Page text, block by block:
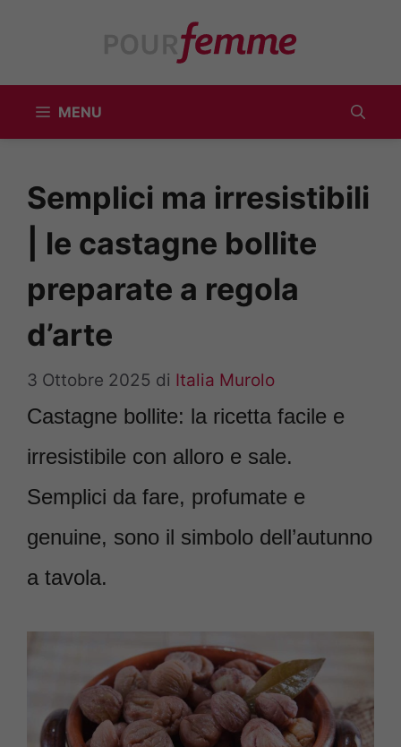
MENU
Semplici ma irresistibili
| le castagne bollite
preparate a regola
d’arte
3 Ottobre 2025 di Italia Murolo
Castagne bollite: la ricetta facile e
irresistibile con alloro e sale.
Semplici da fare, profumate e
genuine, sono il simbolo dell’autunno
a tavola.